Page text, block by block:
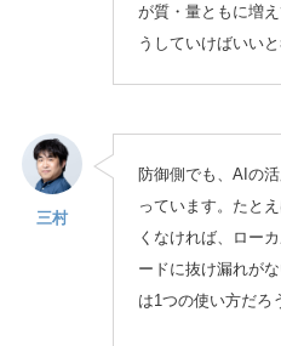
が質・量ともに増
うしていけばいい
三村
防御側でも、AIの
っています。たと
くなければ、ロー
ードに抜け漏れが
は1つの使い方だろ